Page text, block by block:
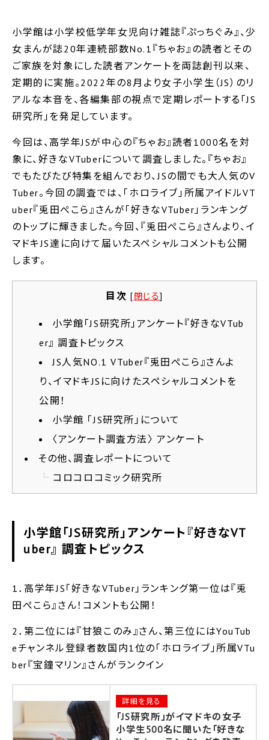
小学館は小学校低学年女児向け雑誌『ぷっちぐみ』、少
女まんが誌20年連続部数No.1『ちゃお』の読者とその
ご家族を対象にした読者アンケートを両誌創刊以来、
定期的に実施。2022年の8月より女子小学生（JS）のリ
アルな本音を、各編集部の視点で定期レポートする「JS
研究所」を発足しています。
今回は、高学年JSが中心の『ちゃお』読者1000名を対
象に、好きなVTuberについて調査しました。『ちゃお』
でもたびたび特集を組んでおり、JSの間でも大人気のV
Tuber。今回の調査では、「ホロライブ」所属アイドルVT
uber『兎田ぺこら』さんが「好きなVTuber」ランキング
のトップに輝きました。今回、『兎田ぺこら』さんより、イ
マドキJS達に向けて届いたスペシャルコメントも公開
します。
目次 [閉じる]
小学館「JS研究所」アンケート『好きなVTub
er』 調査トピックス
JS人気NO.1 VTuber『兎田ぺこら』さんよ
り、イマドキJSに向けたスペシャルコメントを
公開！
小学館 「JS研究所」について
〈アンケート調査方法〉 アンケート
その他、調査レポートについて
コロコロコミック研究所
小学館「JS研究所」アンケート『好きなVT
uber』 調査トピックス
1．高学年JS「好きなVTuber」ランキング第一位は『兎
田ぺこら』さん！コメントも公開！
2．第二位には『甘狼このみ』さん、第三位にはYouTub
eチャンネル登録者数国内1位の「ホロライブ」所属VTu
ber『宝鐘マリン』さんがランクイン
詳細を見る
「JS研究所」がイマドキの女子
小学生500名に聞いた「好きな